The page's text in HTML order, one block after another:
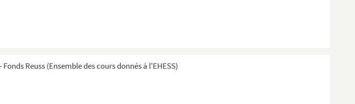
Reuss (Ensemble des cours donnés à l'EHESS)
fin du XVIIIesiècle)